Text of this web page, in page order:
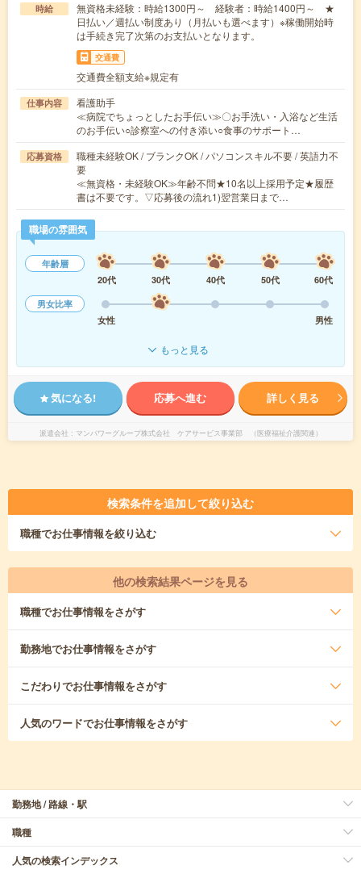
時給
無資格未経験：時給1300円～ 経験者：時給1400円～ ★
日払い／週払い制度あり（月払いも選べます）※稼働開始時
は手続き完了次第のお支払いとなります。
交通費
交通費全額支給※規定有
仕事内容
看護助手
≪病院でちょっとしたお手伝い≫〇お手洗い・入浴など生活
のお手伝い○診察室への付き添い○食事のサポート…
応募資格
職種未経験OK / ブランクOK / パソコンスキル不要 / 英語力不
要
≪無資格・未経験OK≫年齢不問★10名以上採用予定★履歴
書は不要です。▽応募後の流れ1)翌営業日まで…
職場の雰囲気
年齢層
20代
30代 40代 50代
60代
男女比率
女性
男性
もっと見る
気になる! 応募へ進む 詳しく見る
派遣会社 マンパワーグループ株式会社 ケアサービス事業部 （医療福祉介護関連）
検索条件を追加して絞り込む
職種でお仕事情報を絞り込む
他の検索結果ページを見る
職種でお仕事情報をさがす
勤務地でお仕事情報をさがす
こだわりでお仕事情報をさがす
人気のワードでお仕事情報をさがす
勤務地 / 路線・駅
職種
人気の検索インデックス